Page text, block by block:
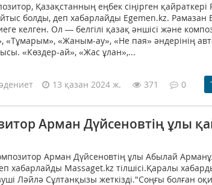
Қазақстанның еңбек сіңірген қайраткері
болды, деп хабарлайды Egemen.kz. Рамазан
келген. Ол — белгілі қазақ әншісі және
«Тұмарым», «Жаным-ау», «Не пая» әндерінің
«Көздер-ай», «Жас ұлан»,...
13 қазан 2024 ж. 371 0
Арман Дүйсеновтің ұлы
Арман Дүйсеновтің ұлы Абылай
хабарлайды Massaget.kz тілшісі.Қаралы
Ләйлә Сұлтанқызы жеткізді."Соңғы болған